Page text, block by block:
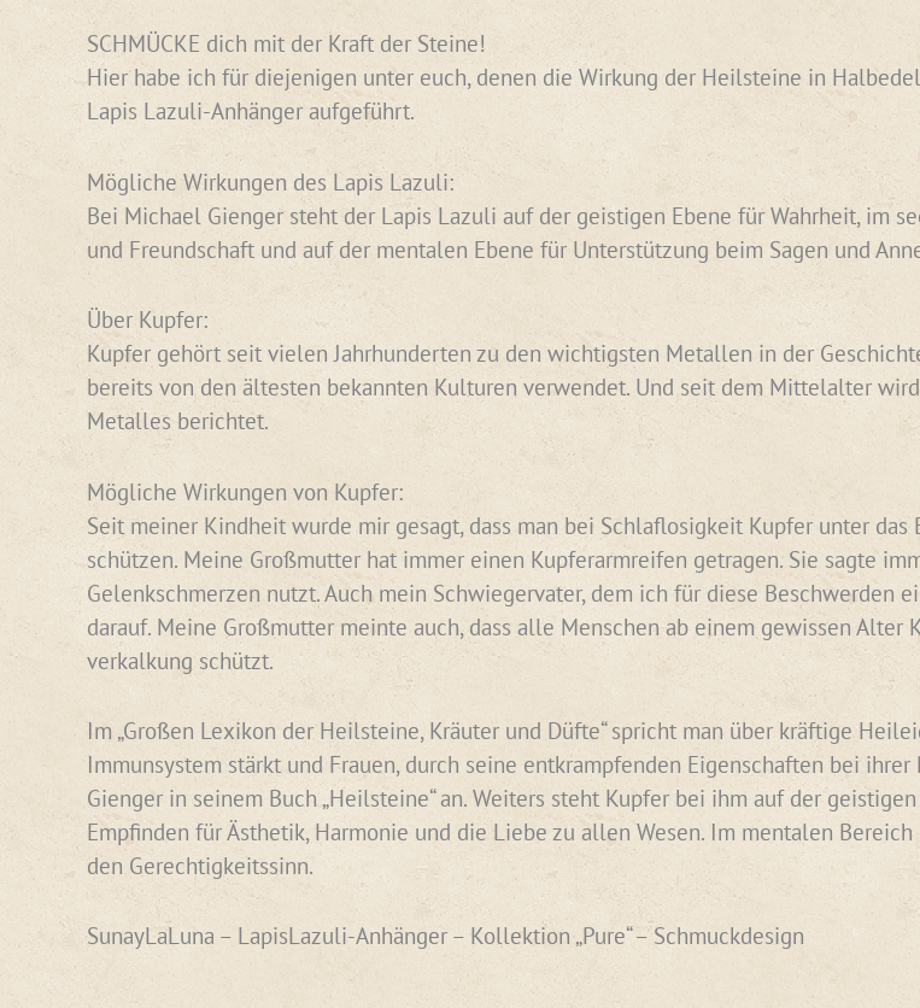
SCHMÜCKE dich mit der Kraft der Steine!
Hier habe ich für diejenigen unter euch, denen die Wirkung der Heilsteine in
Lapis Lazuli-Anhänger aufgeführt.
Mögliche Wirkungen des Lapis Lazuli:
Bei Michael Gienger steht der Lapis Lazuli auf der geistigen Ebene für Wahrheit, im
und Freundschaft und auf der mentalen Ebene für Unterstützung beim Sagen und
Über Kupfer:
Kupfer gehört seit vielen Jahrhunderten zu den wichtigsten Metallen in der
bereits von den ältesten bekannten Kulturen verwendet. Und seit dem Mittelalter
Metalles berichtet.
Mögliche Wirkungen von Kupfer:
Seit meiner Kindheit wurde mir gesagt, dass man bei Schlaflosigkeit Kupfer unter
schützen. Meine Großmutter hat immer einen Kupferarmreifen getragen. Sie sagte
Gelenkschmerzen nutzt. Auch mein Schwiegervater, dem ich für diese
darauf. Meine Großmutter meinte auch, dass alle Menschen ab einem gewissen Alter
verkalkung schützt.
Im „Großen Lexikon der Heilsteine, Kräuter und Düfte“ spricht man über kräftige
Immunsystem stärkt und Frauen, durch seine entkrampfenden Eigenschaften bei
Gienger in seinem Buch „Heilsteine“ an. Weiters steht Kupfer bei ihm auf der
Empfinden für Ästhetik, Harmonie und die Liebe zu allen Wesen. Im mentalen
den Gerechtigkeitssinn.
SunayLaLuna – LapisLazuli-Anhänger – Kollektion „Pure“ – Schmuckdesign